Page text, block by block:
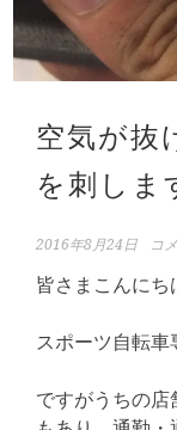
空気が抜
を刺しま
2016年8月24日 コ
皆さまこんにち
スポーツ自転車
ですがうちの